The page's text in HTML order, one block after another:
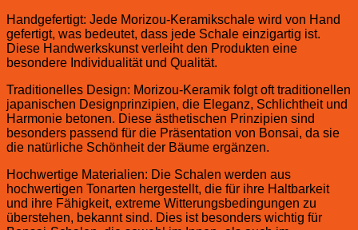
Handgefertigt: Jede Morizou-Keramikschale wird von Hand
gefertigt, was bedeutet, dass jede Schale einzigartig ist.
Diese Handwerkskunst verleiht den Produkten eine
besondere Individualität und Qualität.
Traditionelles Design: Morizou-Keramik folgt oft traditionellen
japanischen Designprinzipien, die Eleganz, Schlichtheit und
Harmonie betonen. Diese ästhetischen Prinzipien sind
besonders passend für die Präsentation von Bonsai, da sie
die natürliche Schönheit der Bäume ergänzen.
Hochwertige Materialien: Die Schalen werden aus
hochwertigen Tonarten hergestellt, die für ihre Haltbarkeit
und ihre Fähigkeit, extreme Witterungsbedingungen zu
überstehen, bekannt sind. Dies ist besonders wichtig für